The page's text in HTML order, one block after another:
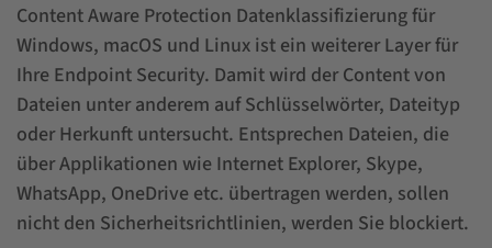
Content Aware Protection Datenklassifizierung für
Windows, macOS und Linux ist ein weiterer Layer für
Ihre Endpoint Security. Damit wird der Content von
Dateien unter anderem auf Schlüsselwörter, Dateityp
oder Herkunft untersucht. Entsprechen Dateien, die
über Applikationen wie Internet Explorer, Skype,
WhatsApp, OneDrive etc. übertragen werden, sollen
nicht den Sicherheitsrichtlinien, werden Sie blockiert.